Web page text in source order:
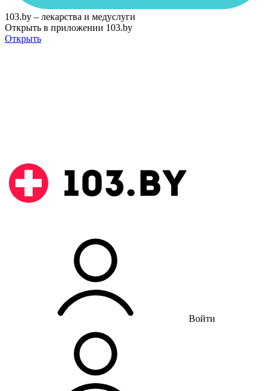
103.by – лекарства и медуслуги
Открыть в приложении 103.by
Открыть
Войти